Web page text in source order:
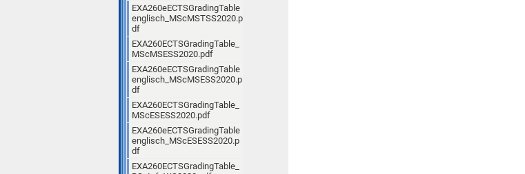
EXA260eECTSGradingTable
englisch_MScMSTSS2020.p
df
EXA260ECTSGradingTable_
MScMSESS2020.pdf
EXA260eECTSGradingTable
englisch_MScMSESS2020.p
df
EXA260ECTSGradingTable_
MScESESS2020.pdf
EXA260eECTSGradingTable
englisch_MScESESS2020.p
df
EXA260ECTSGradingTable_